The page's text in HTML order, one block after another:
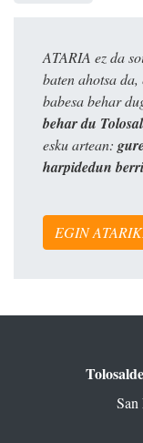
ATARIA ez da
baten ahotsa
babesa behar
behar du
esku artean:
harpidedun berri
EGIN
San